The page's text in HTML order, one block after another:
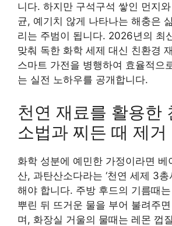
니다. 하지만 구석구석 쌓인 먼지
균, 예기치 않게 나타나는 해충은
리는 주범이 됩니다. 2026년의 최
맞춰 독한 화학 세제 대신 친환경
스마트 가전을 병행하여 효율적으
는 실전 노하우를 공개합니다.
천연 재료를 활용한
소법과 찌든 때 제거
화학 성분에 예민한 가정이라면 베
산, 과탄산소다라는 ‘천연 세제 3총
해야 합니다. 주방 후드의 기름때
뿌린 뒤 뜨거운 물을 부어 불려주
며, 화장실 거울의 물때는 레몬 껍